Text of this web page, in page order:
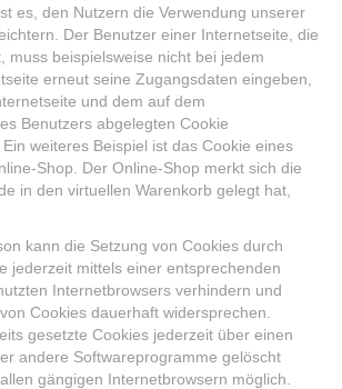
es, den Nutzern die Verwendung unserer
Der Benutzer einer Internetseite, die
muss beispielsweise nicht bei jedem
erneut seine Zugangsdaten eingeben,
und dem auf dem
Benutzers abgelegten Cookie
weiteres Beispiel ist das Cookie eines
Shop. Der Online-Shop merkt sich die
in den virtuellen Warenkorb gelegt hat,
kann die Setzung von Cookies durch
jederzeit mittels einer entsprechenden
Internetbrowsers verhindern und
Cookies dauerhaft widersprechen.
gesetzte Cookies jederzeit über einen
andere Softwareprogramme gelöscht
gängigen Internetbrowsern möglich.